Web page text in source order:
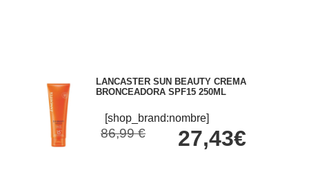
LANCASTER SUN BEAUTY CREMA
BRONCEADORA SPF15 250ML
[shop_brand:nombre]
86,99 € 27,43€